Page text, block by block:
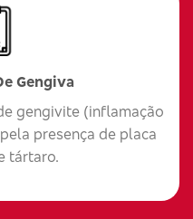
Gengiva
gengivite (inflamação
presença de placa
tártaro.